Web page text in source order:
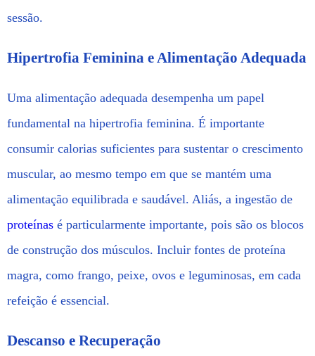
sessão.
Hipertrofia Feminina e Alimentação Adequada
Uma alimentação adequada desempenha um papel
fundamental na hipertrofia feminina. É importante
consumir calorias suficientes para sustentar o crescimento
muscular, ao mesmo tempo em que se mantém uma
alimentação equilibrada e saudável. Aliás, a ingestão de
proteínas é particularmente importante, pois são os blocos
de construção dos músculos. Incluir fontes de proteína
magra, como frango, peixe, ovos e leguminosas, em cada
refeição é essencial.
Descanso e Recuperação